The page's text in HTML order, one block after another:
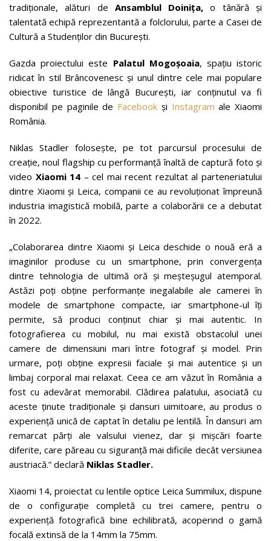
tradiționale, alături de Ansamblul Doinița,o tânără și
talentată echipă reprezentantă a folclorului, parte a Casei de
Cultură a Studenților din București.
Gazda proiectului este Palatul Mogoșoaia, spațiu istoric
ridicat în stil Brâncovenesc și unul dintre cele mai populare
obiective turistice de lângă București, iar conținutul va fi
disponibil pe paginile de Facebook și Instagram ale Xiaomi
România.
Niklas Stadler folosește, pe tot parcursul procesului de
creație, noul flagship cu performanță înaltă de captură foto și
video Xiaomi 14 – cel mai recent rezultat al parteneriatului
dintre Xiaomi și Leica, companii ce au revoluționat împreună
industria imagistică mobilă, parte a colaborării ce a debutat
în 2022.
„Colaborarea dintre Xiaomi și Leica deschide o nouă eră a
imaginilor produse cu un smartphone, prin convergența
dintre tehnologia de ultimă oră și meșteșugul atemporal.
Astăzi poți obține performanțe inegalabile ale camerei în
modele de smartphone compacte, iar smartphone-ul îți
permite, să produci conținut chiar și mai autentic. In
fotografierea cu mobilul, nu mai există obstacolul unei
camere de dimensiuni mari între fotograf și model. Prin
urmare, poți obține expresii faciale și mai autentice și un
limbaj corporal mai relaxat. Ceea ce am văzut în România a
fost cu adevărat memorabil. Clădirea palatului, asociată cu
aceste ținute tradiționale și dansuri uimitoare, au produs o
experiență unică de captat în detaliu pe lentilă. În dansuri am
remarcat părți ale valsului vienez, dar și mișcări foarte
diferite, care păreau cu siguranță mai dificile decât versiunea
austriacă.” declară Niklas Stadler.
Xiaomi 14, proiectat cu lentile optice Leica Summilux, dispune
de o configurație completă cu trei camere, pentru o
experiență fotografică bine echilibrată, acoperind o gamă
focală extinsă de la 14mm la 75mm.